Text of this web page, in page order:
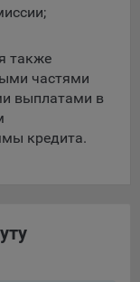
также
частями
выплатами в
кредита.